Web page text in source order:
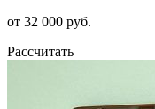
от 32 000 руб.
Рассчитать